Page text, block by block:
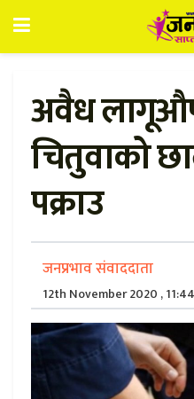
अवैध
चितुवाको
पक्राउ
जनप्रभाव संवाददाता
12th November 2020 , 11:44